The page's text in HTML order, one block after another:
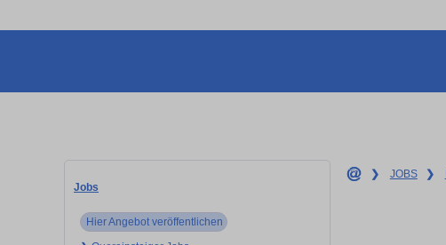
Jobs
Hier Angebot veröffentlichen
❯ JOBS ❯